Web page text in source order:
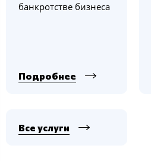
банкротстве бизнеса
Подробнее
Все услуги